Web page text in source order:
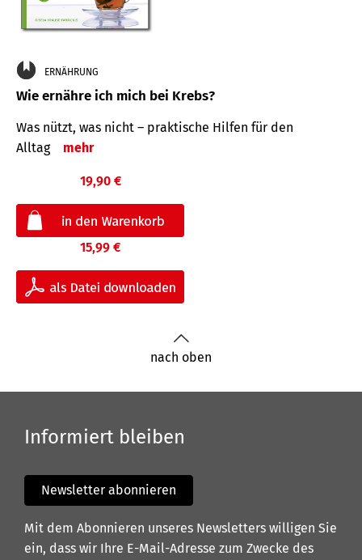
ERNÄHRUNG
Wie ernähre ich mich bei Krebs?
Was nützt, was nicht – praktische Hilfen für den
Alltag
mehr
19,90 €
15,99 €
nach oben
Informiert bleiben
Newsletter abonnieren
Mit dem Abonnieren unseres Newsletters willigen Sie
ein, dass wir Ihre E-Mail-Adresse zum Zwecke des